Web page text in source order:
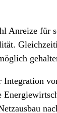
Anreize für
Integration